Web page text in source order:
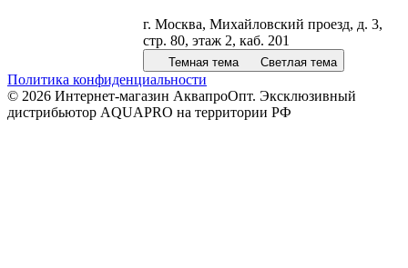
г. Москва, Михайловский проезд, д. 3,
стр. 80, этаж 2, каб. 201
Темная тема Светлая тема
Политика конфиденциальности
© 2026 Интернет-магазин АквапроОпт. Эксклюзивный
дистрибьютор AQUAPRO на территории РФ